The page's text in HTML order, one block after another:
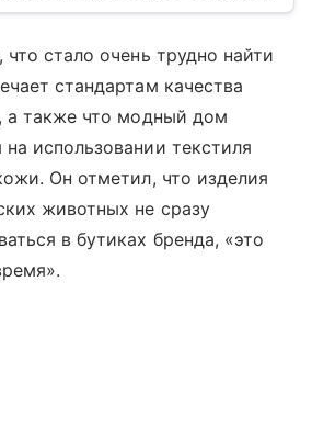
что стало очень трудно найти
стандартам качества
а также что модный дом
использовании текстиля
Он отметил, что изделия
животных не сразу
в бутиках бренда, «это